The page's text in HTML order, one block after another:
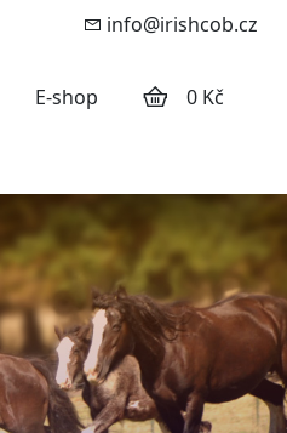
info@irishcob.cz
E-shop 0 Kč